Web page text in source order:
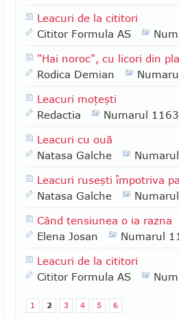
Leacuri de la cititori
Cititor Formula AS
"Hai noroc", cu licori din
Rodica Demian
Leacuri moţeşti
Redactia
Numarul 1163
Leacuri cu ouă
Natasa Galche
Leacuri ruseşti împotriva
Natasa Galche
Când tensiunea o ia razna
Elena Josan
Numarul
Leacuri de la cititori
Cititor Formula AS
1 2 3 4 5 6